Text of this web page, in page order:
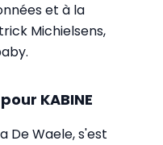
et à la
Michielsens,
KABINE
De Waele, s'est